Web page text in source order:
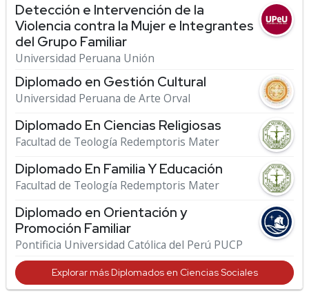
Detección e Intervención de la
Violencia contra la Mujer e Integrantes
del Grupo Familiar
Universidad Peruana Unión
Diplomado en Gestión Cultural
Universidad Peruana de Arte Orval
Diplomado En Ciencias Religiosas
Facultad de Teología Redemptoris Mater
Diplomado En Familia Y Educación
Facultad de Teología Redemptoris Mater
Diplomado en Orientación y
Promoción Familiar
Pontificia Universidad Católica del Perú PUCP
Explorar más Diplomados en Ciencias Sociales